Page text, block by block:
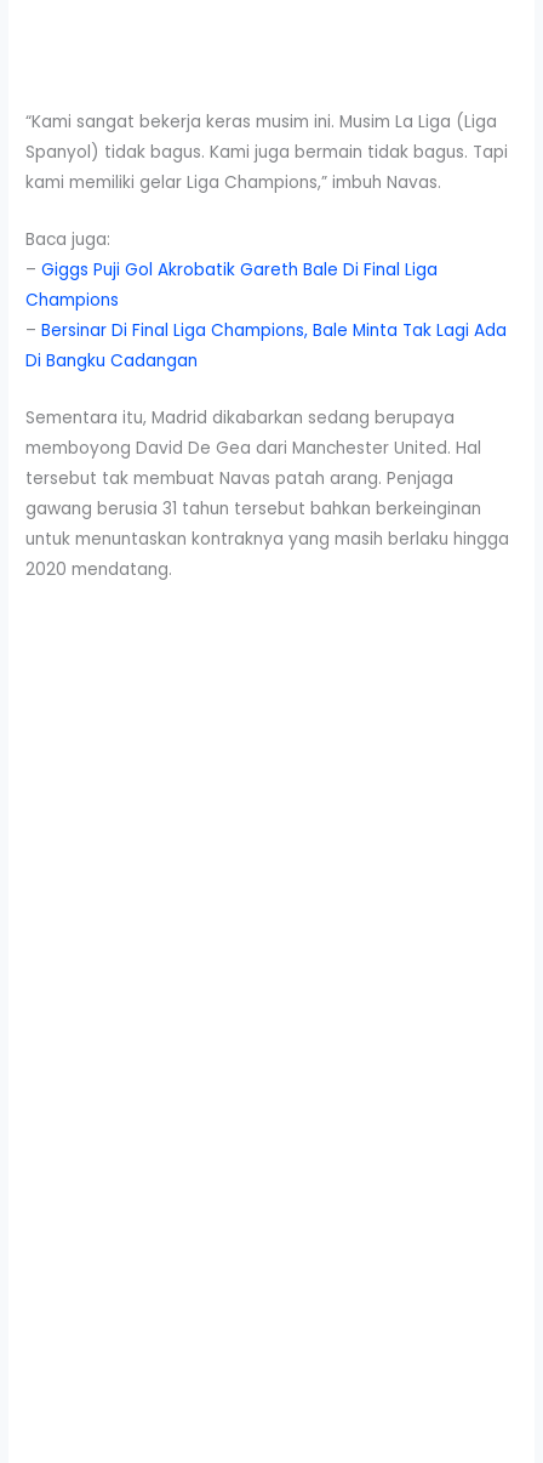
“Kami sangat bekerja keras musim ini. Musim La Liga (Liga
Spanyol) tidak bagus. Kami juga bermain tidak bagus. Tapi
kami memiliki gelar Liga Champions,” imbuh Navas.
Baca juga:
–Giggs Puji Gol Akrobatik Gareth Bale Di Final Liga
Champions
–Bersinar Di Final Liga Champions, Bale Minta Tak Lagi Ada
Di Bangku Cadangan
Sementara itu, Madrid dikabarkan sedang berupaya
memboyong David De Gea dari Manchester United. Hal
tersebut tak membuat Navas patah arang. Penjaga
gawang berusia 31 tahun tersebut bahkan berkeinginan
untuk menuntaskan kontraknya yang masih berlaku hingga
2020 mendatang.